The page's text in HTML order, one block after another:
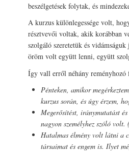
beszélgetések folytak, és
A kurzus különlegessége volt,
résztvevői voltak, akik korábban
szolgáló szeretetük és
öröm volt együtt lenni, együtt
Így vall erről néhány reményhozó
Pénteken, amikor
kurzus során, és úgy érzem,
Megerősítést, iránymutatást
nagyon személyhez szóló
Hatalmas élmény volt látni a
társaimat és engem is. Ilyet